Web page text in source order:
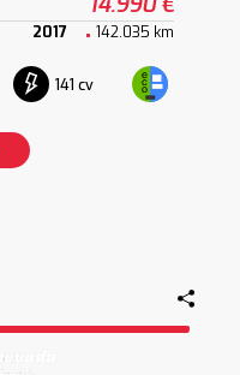
2017 142.035 km
141 cv